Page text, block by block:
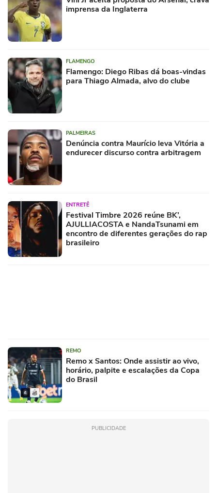
imprensa da Inglaterra
FLAMENGO
Flamengo: Diego Ribas dá boas-vindas
para Thiago Almada, alvo do clube
PALMEIRAS
Denúncia contra Maurício leva Vitória a
endurecer discurso contra arbitragem
ENTRETÊ
Festival Timbre 2026 reúne BK’,
AJULLIACOSTA e NandaTsunami em
encontro de diferentes gerações do rap
brasileiro
REMO
Remo x Santos: Onde assistir ao vivo,
horário, palpite e escalações da Copa
do Brasil
PUBLICIDADE